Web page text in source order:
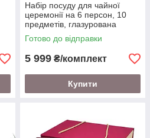
Набір посуду для чайної
церемонії на 6 персон, 10
предметів, глазурована
кераміка
Готово до відправки
5 999 ₴/комплект
Купити